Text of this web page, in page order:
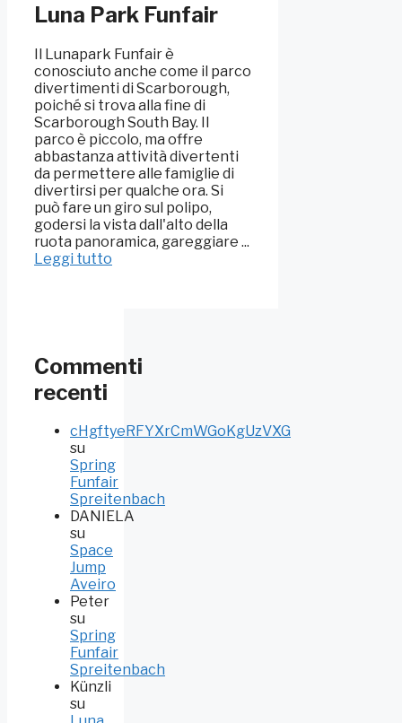
Luna Park Funfair
Il Lunapark Funfair è
conosciuto anche come il parco
divertimenti di Scarborough,
poiché si trova alla fine di
Scarborough South Bay. Il
parco è piccolo, ma offre
abbastanza attività divertenti
da permettere alle famiglie di
divertirsi per qualche ora. Si
può fare un giro sul polipo,
godersi la vista dall'alto della
ruota panoramica, gareggiare ...
Leggi tutto
Commenti
recenti
cHgftyeRFYXrCmWGoKgUzVXG
su
Spring
Funfair
Spreitenbach
DANIELA
su
Space
Jump
Aveiro
Peter
su
Spring
Funfair
Spreitenbach
Künzli
su